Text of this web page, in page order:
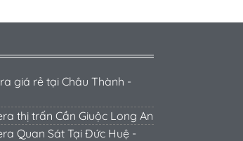
giá rẻ tại Châu Thành -
thị trấn Cần Giuộc Long An
Quan Sát Tại Đức Huệ -